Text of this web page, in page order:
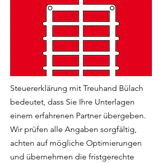
Steuererklärung mit Treuhand Bülach
bedeutet, dass Sie Ihre Unterlagen
einem erfahrenen Partner übergeben.
Wir prüfen alle Angaben sorgfältig,
achten auf mögliche Optimierungen
und übernehmen die fristgerechte